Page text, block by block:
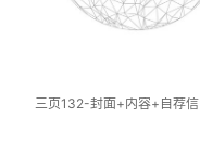
三页132-封面+内容+自荐信